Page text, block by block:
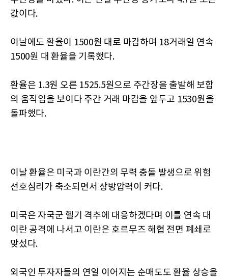
값이다.
이날에도 환율이 1500원 대로 마감하며 18거래일 연속
1500원 대 환율을 기록했다.
환율은 1.3원 오른 1525.5원으로 주간장을 출발해 보합
의 움직임을 보이다 주간 거래 마감을 앞두고 1530원을
돌파했다.
이날 환율은 미국과 이란간의 무력 충돌 발생으로 위험
선호심리가 축소되면서 상방압력이 커다.
미국은 자국군 헬기 격추에 대응하겠다며 이틀 연속 대
이란 공격에 나서고 이란은 호르무즈 해협 전면 폐쇄로
맞섰다.
외국인 투자자들의 연일 이어지는 순매도도 환율 상승을